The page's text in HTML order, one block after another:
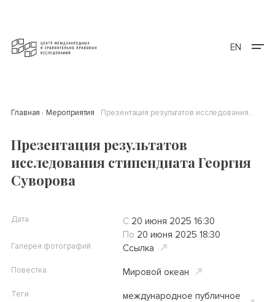
EN
Главная Мероприятия Презентация результатов исследования стипендиата Георгия Суворова
Презентация результатов
исследования стипендиата Георгия
Суворова
Дата С 20 июня 2025 16:30
По 20 июня 2025 18:30
Галерея фотографий Ссылка
Повестка Мировой океан
Теги
международное публичное